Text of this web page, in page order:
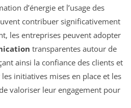
d’énergie et l’usage des
contribuer significativement
les entreprises peuvent adopter
transparentes autour de
ainsi la confiance des clients et
initiatives mises en place et les
valoriser leur engagement pour